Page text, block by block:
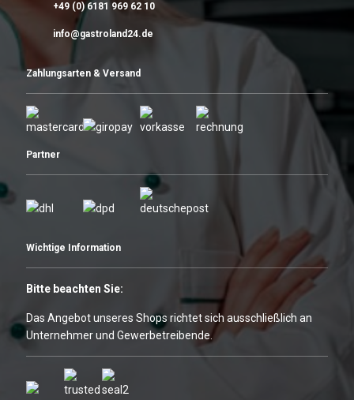
+49 (0) 6181 969 62 10
info@gastroland24.de
Zahlungsarten & Versand
Partner
Wichtige Information
Bitte beachten Sie:
Das Angebot unseres Shops richtet sich ausschließlich an
Unternehmer und Gewerbetreibende.